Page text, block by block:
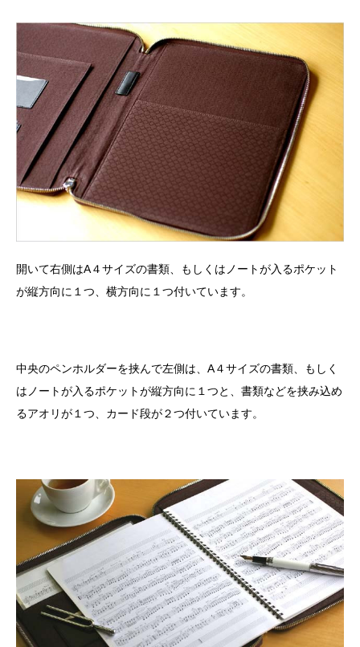
開いて右側はA４サイズの書類、もしくはノートが入るポケット
が縦方向に１つ、横方向に１つ付いています。
中央のペンホルダーを挟んで左側は、A４サイズの書類、もしく
はノートが入るポケットが縦方向に１つと、書類などを挟み込め
るアオリが１つ、カード段が２つ付いています。